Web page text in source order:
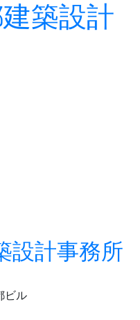
築設計
設計事務所
ビル